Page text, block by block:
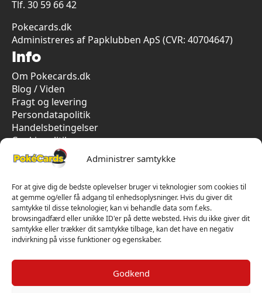
Administrer samtykke
For at give dig de bedste oplevelser bruger vi teknologier som cookies til
at gemme og/eller få adgang til enhedsoplysninger. Hvis du giver dit
samtykke til disse teknologier, kan vi behandle data som f.eks.
browsingadfærd eller unikke ID'er på dette websted. Hvis du ikke giver dit
samtykke eller trækker dit samtykke tilbage, kan det have en negativ
indvirkning på visse funktioner og egenskaber.
Godkend
Tlf. 30 59 66 42
Pokecards.dk
Administreres af Papklubben ApS (CVR: 40704647)
Info
Om Pokecards.dk
Blog / Viden
Fragt og levering
Persondatapolitik
Handelsbetingelser
Cookiepolitik
Vi har kun 5-stjernet anmeldelser på Trustpilot